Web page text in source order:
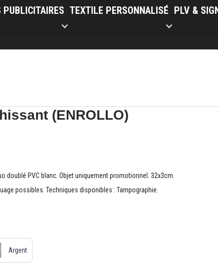
PUBLICITAIRES TEXTILE PERSONNALISÉ PLV &
(ENROLLO)
doublé PVC blanc. Objet uniquement promotionnel. 32x3cm.
possibles. Techniques disponibles : Tampographie.
Argent